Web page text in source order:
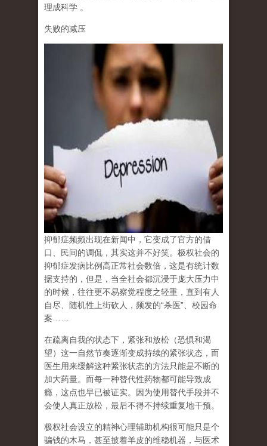
理成科学 。
失败的减压
抑郁症频频出现在新闻中，它变成了官方的借
口、民间的调侃，其实这并不好笑。极权社会的
抑郁症发病比例高正常社会数倍，这是有统计数
据支持的，但是，当全社会都沉浸于庞大压力中
的时候，往往更不易察觉程度之轻重，直到有人
自尽、随机性上街砍人，频发的“杀医” 、校园命
案
在疏离自我的状态下，紧张和放松（恐惧和渴
望）这一自然节奏逐渐变成持续的紧张状态，而
医生用来缓解这种紧张状态的方法只能是不断的
加大药量。而每一种替代性药物都可能导致成
瘾，这点也早已被证实。因为使用替代手段并不
会使人真正放松，最后不得不持续重复地干预。
极权社会设立的精神心理辅助机构很可能只是个
骗钱的木马，甚至披着羊皮的维稳机器，与医术